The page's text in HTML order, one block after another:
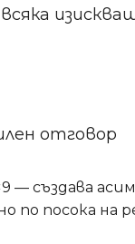
отговор
— създава
посока на